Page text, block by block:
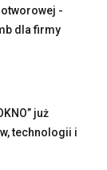
-
dla firmy
już
technologii i